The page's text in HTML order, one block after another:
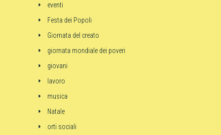
eventi
Festa dei Popoli
Giornata del creato
giornata mondiale dei poveri
giovani
lavoro
musica
Natale
orti sociali